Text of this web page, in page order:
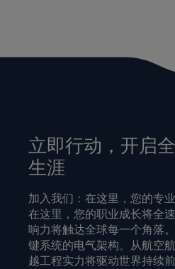
立即行动，开启
生涯
加入我们：在这里，您的专
在这里，您的职业成长将全
响力将触达全球每一个角落
键系统的电气架构。从航空
越工程实力将驱动世界持续前